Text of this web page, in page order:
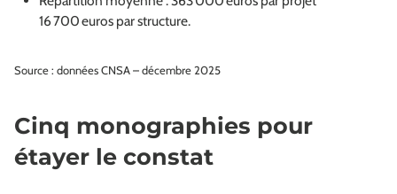
16 700 euros par structure.
Source : données CNSA – décembre 2025
Cinq monographies pour
étayer le constat